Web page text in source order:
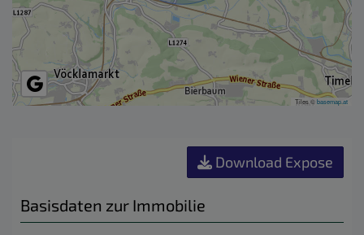
Tiles ©basemap.at
Download Expose
Basisdaten zur Immobilie